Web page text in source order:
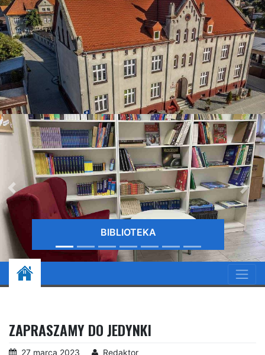
BIBLIOTEKA
ZAPRASZAMY DO JEDYNKI
27 marca 2023 Redaktor